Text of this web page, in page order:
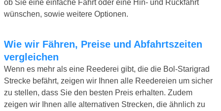
ob Sie eine einfache Fahrt oder eine Hin- und Rückfahrt
wünschen, sowie weitere Optionen.
Wie wir Fähren, Preise und Abfahrtszeiten
vergleichen
Wenn es mehr als eine Reederei gibt, die die Bol-Starigrad
Strecke befährt, zeigen wir Ihnen alle Reedereien um sicher
zu stellen, dass Sie den besten Preis erhalten. Zudem
zeigen wir Ihnen alle alternativen Strecken, die ähnlich zu